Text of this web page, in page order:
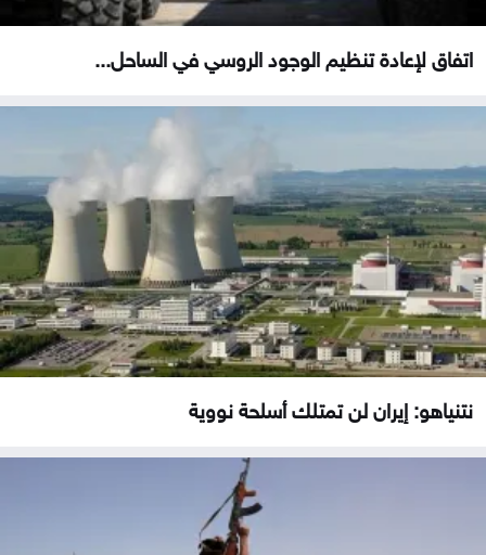
اتفاق لإعادة تنظيم الوجود الروسي في الساحل...
نتنياهو: إيران لن تمتلك أسلحة نووية